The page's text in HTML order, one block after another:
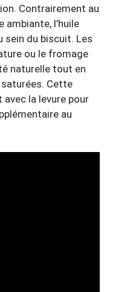
Contrairement au
l’huile
sein du biscuit. Les
ou le fromage
naturelle tout en
Cette
la levure pour
au